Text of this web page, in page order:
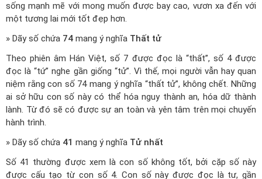
sống mạnh mẽ với mong muốn được bay cao, vươn xa đến với
một tương lai mới tốt đẹp hơn.
» Dãy số chứa 74 mang ý nghĩa Thất tử
Theo phiên âm Hán Việt, số 7 được đọc là “thất”, số 4 được
đọc là “tứ” nghe gần giống “tử”. Vì thế, mọi người vẫn hay quan
niệm rằng con số 74 mang ý nghĩa “thất tử”, không chết. Những
ai sở hữu con số này có thể hóa nguy thành an, hóa dữ thành
lành. Từ đó sẽ có được sự an toàn và yên tâm trên mọi chuyến
hành trình.
» Dãy số chứa 41 mang ý nghĩa Tử nhất
Số 41 thường được xem là con số không tốt, bởi cặp số này
được cấu tạo từ con số 4. Con số này được đọc là tư, gần